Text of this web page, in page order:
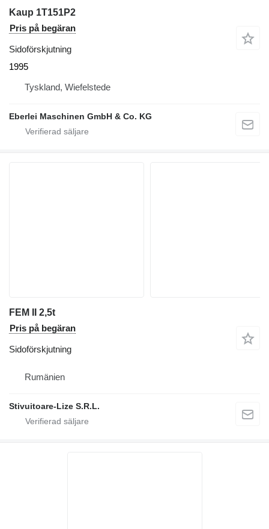
Kaup 1T151P2
Pris på begäran
Sidoförskjutning
1995
Tyskland, Wiefelstede
Eberlei Maschinen GmbH & Co. KG
FEM II 2,5t
Pris på begäran
Sidoförskjutning
Rumänien
Stivuitoare-Lize S.R.L.